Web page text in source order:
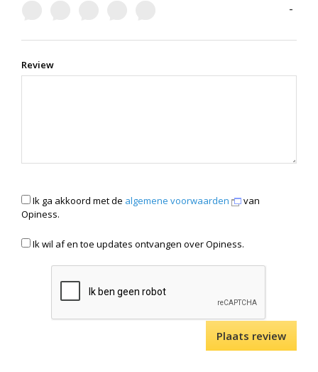
-
Review
Ik ga akkoord met de algemene voorwaarden
van
Opiness.
Ik wil af en toe updates ontvangen over Opiness.